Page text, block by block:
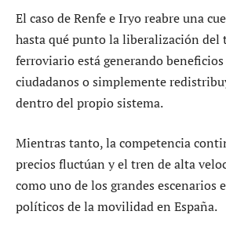
El caso de Renfe e Iryo reabre una
hasta qué punto la liberalización del
ferroviario está generando beneficios
ciudadanos o simplemente
dentro del propio sistema.
Mientras tanto, la competencia
precios fluctúan y el tren de alta
como uno de los grandes escenarios
políticos de la movilidad en España.